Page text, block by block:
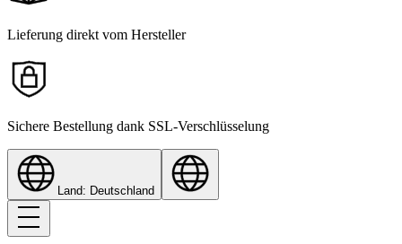
Lieferung direkt vom Hersteller
Sichere Bestellung dank SSL-Verschlüsselung
Land: Deutschland